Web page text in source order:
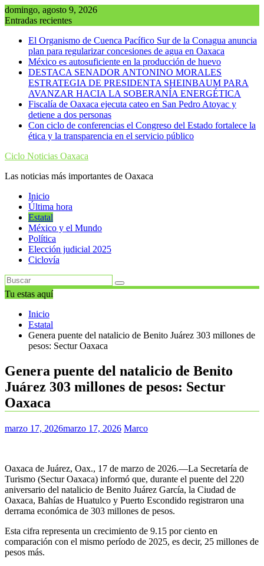
Saltar
al
domingo, agosto 9, 2026
Entradas recientes
El Organismo de Cuenca Pacífico Sur de la Conagua anuncia
plan para regularizar concesiones de agua en Oaxaca
México es autosuficiente en la producción de huevo
DESTACA SENADOR ANTONINO MORALES
ESTRATEGIA DE PRESIDENTA SHEINBAUM PARA
AVANZAR HACIA LA SOBERANÍA ENERGÉTICA
Fiscalía de Oaxaca ejecuta cateo en San Pedro Atoyac y
detiene a dos personas
Con ciclo de conferencias el Congreso del Estado fortalece la
ética y la transparencia en el servicio público
Ciclo Noticias Oaxaca
Las noticias más importantes de Oaxaca
Inicio
Última hora
Estatal
México y el Mundo
Política
Elección judicial 2025
Ciclovía
Tu estas aquí
Inicio
Estatal
Genera puente del natalicio de Benito Juárez 303 millones de
pesos: Sectur Oaxaca
Genera puente del natalicio de Benito
Juárez 303 millones de pesos: Sectur
Oaxaca
marzo 17, 2026marzo 17, 2026 Marco
Oaxaca de Juárez, Oax., 17 de marzo de 2026.—La Secretaría de
Turismo (Sectur Oaxaca) informó que, durante el puente del 220
aniversario del natalicio de Benito Juárez García, la Ciudad de
Oaxaca, Bahías de Huatulco y Puerto Escondido registraron una
derrama económica de 303 millones de pesos.
Esta cifra representa un crecimiento de 9.15 por ciento en
comparación con el mismo período de 2025, es decir, 25 millones de
pesos más.